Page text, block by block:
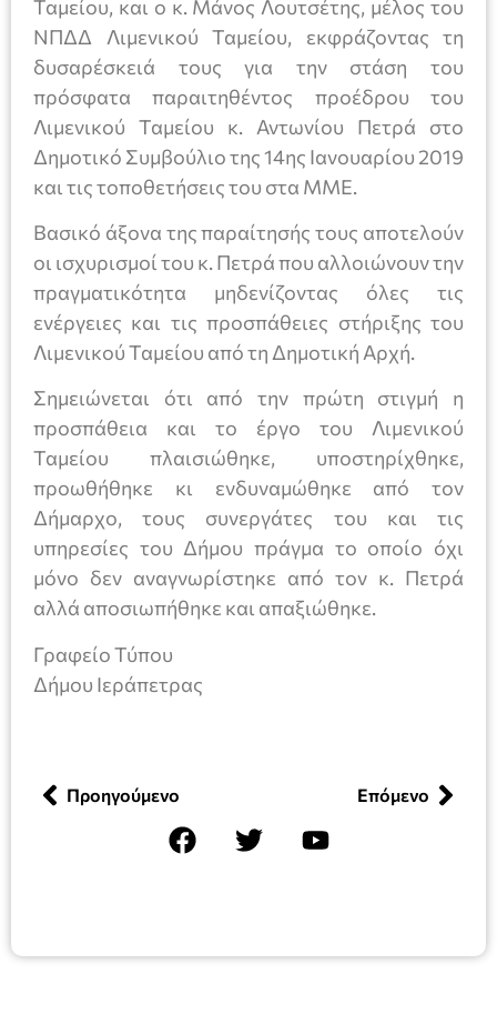
Ταμείου, και ο κ. Μάνος Λουτσέτης, μέλος του
ΝΠΔΔ Λιμενικού Ταμείου, εκφράζοντας τη
δυσαρέσκειά τους για την στάση του
πρόσφατα παραιτηθέντος προέδρου του
Λιμενικού Ταμείου κ. Αντωνίου Πετρά στο
Δημοτικό Συμβούλιο της 14ης Ιανουαρίου 2019
και τις τοποθετήσεις του στα ΜΜΕ.
Βασικό άξονα της παραίτησής τους αποτελούν
οι ισχυρισμοί του κ. Πετρά που αλλοιώνουν την
πραγματικότητα μηδενίζοντας όλες τις
ενέργειες και τις προσπάθειες στήριξης του
Λιμενικού Ταμείου από τη Δημοτική Αρχή.
Σημειώνεται ότι από την πρώτη στιγμή η
προσπάθεια και το έργο του Λιμενικού
Ταμείου πλαισιώθηκε, υποστηρίχθηκε,
προωθήθηκε κι ενδυναμώθηκε από τον
Δήμαρχο, τους συνεργάτες του και τις
υπηρεσίες του Δήμου πράγμα το οποίο όχι
μόνο δεν αναγνωρίστηκε από τον κ. Πετρά
αλλά αποσιωπήθηκε και απαξιώθηκε.
Γραφείο Τύπου
Δήμου Ιεράπετρας
Προηγούμενο Επόμενο